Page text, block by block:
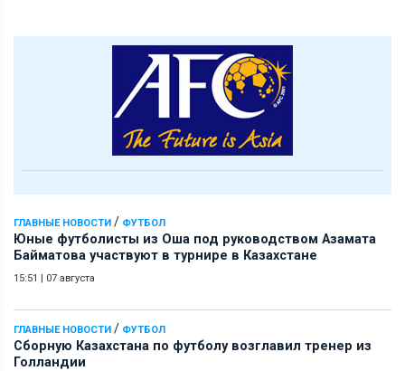
ГЛАВНЫЕ НОВОСТИ / ФУТБОЛ
Юные футболисты из Оша под руководством Азамата
Байматова участвуют в турнире в Казахстане
15:51 | 07 августа
ГЛАВНЫЕ НОВОСТИ / ФУТБОЛ
Сборную Казахстана по футболу возглавил тренер из
Голландии